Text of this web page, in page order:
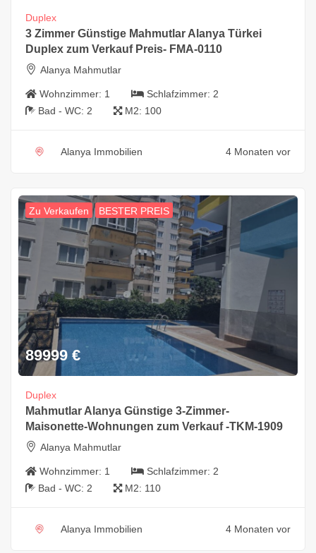
Duplex
3 Zimmer Günstige Mahmutlar Alanya Türkei
Duplex zum Verkauf Preis- FMA-0110
Alanya Mahmutlar
Wohnzimmer: 1 Schlafzimmer: 2
Bad - WC: 2 M2: 100
Alanya Immobilien 4 Monaten vor
Zu Verkaufen BESTER PREIS
89999 €
Duplex
Mahmutlar Alanya Günstige 3-Zimmer-
Maisonette-Wohnungen zum Verkauf -TKM-1909
Alanya Mahmutlar
Wohnzimmer: 1 Schlafzimmer: 2
Bad - WC: 2 M2: 110
Alanya Immobilien 4 Monaten vor